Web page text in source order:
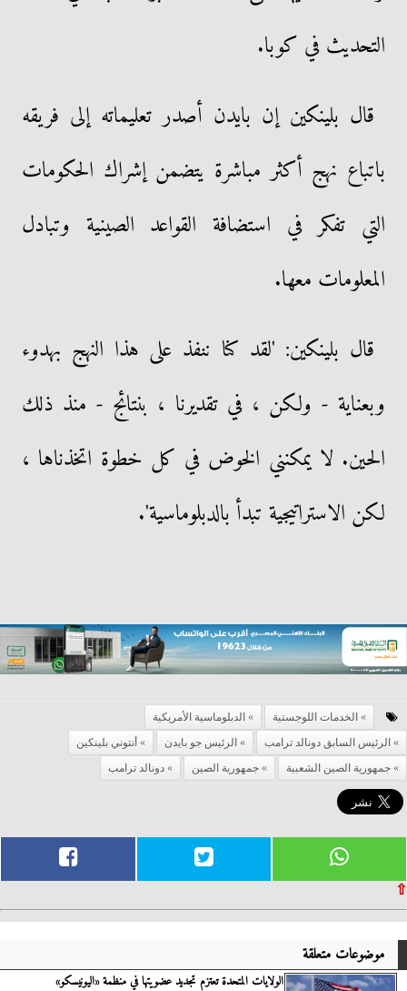
التحديث في كوبا.
قال بلينكين إن بايدن أصدر تعليماته إلى فريقه
باتباع نهج أكثر مباشرة يتضمن إشراك الحكومات
التي تفكر في استضافة القواعد الصينية وتبادل
المعلومات معها.
قال بلينكين: 'لقد كنا ننفذ على هذا النهج بهدوء
وبعناية - ولكن ، في تقديرنا ، بنتائج - منذ ذلك
الحين. لا يمكنني الخوض في كل خطوة اتخذناها ،
لكن الاستراتيجية تبدأ بالدبلوماسية'.
الخدمات اللوجستية
الدبلوماسية الأمريكية
الرئيس السابق دونالد ترامب
الرئيس جو بايدن
أنتوني بلينكين
جمهورية الصين الشعبية
جمهورية الصين دونالد ترامب
⇧
موضوعات متعلقة
الولايات المتحدة تعتزم تجديد عضويتها في منظمة «اليونيسكو»